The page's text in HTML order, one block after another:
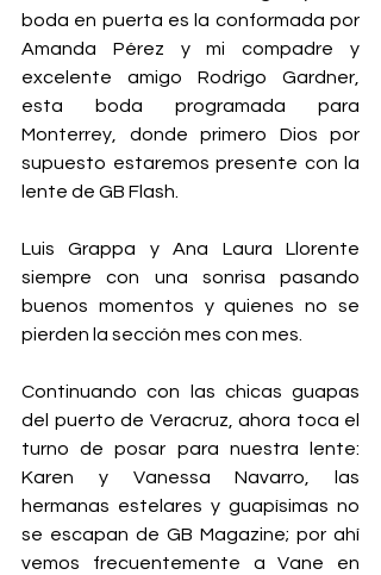
boda en puerta es la conformada por
Amanda Pérez y mi compadre y
excelente amigo Rodrigo Gardner,
esta boda programada para
Monterrey, donde primero Dios por
supuesto estaremos presente con la
lente de GB Flash.
Luis Grappa y Ana Laura Llorente
siempre con una sonrisa pasando
buenos momentos y quienes no se
pierden la sección mes con mes.
Continuando con las chicas guapas
del puerto de Veracruz, ahora toca el
turno de posar para nuestra lente:
Karen y Vanessa Navarro, las
hermanas estelares y guapísimas no
se escapan de GB Magazine; por ahí
vemos frecuentemente a Vane en